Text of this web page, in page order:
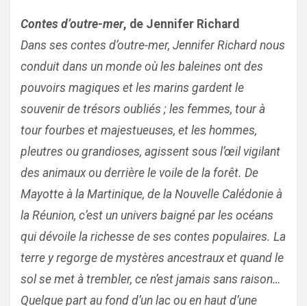
Contes d’outre-mer, de Jennifer Richard
Dans ses contes d’outre-mer, Jennifer Richard nous
conduit dans un monde où les baleines ont des
pouvoirs magiques et les marins gardent le
souvenir de trésors oubliés ; les femmes, tour à
tour fourbes et majestueuses, et les hommes,
pleutres ou grandioses, agissent sous l’œil vigilant
des animaux ou derrière le voile de la forêt. De
Mayotte à la Martinique, de la Nouvelle Calédonie à
la Réunion, c’est un univers baigné par les océans
qui dévoile la richesse de ses contes populaires. La
terre y regorge de mystères ancestraux et quand le
sol se met à trembler, ce n’est jamais sans raison…
Quelque part au fond d’un lac ou en haut d’une